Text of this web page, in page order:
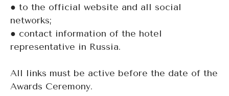
● to the official website and all social
networks;
● contact information of the hotel
representative in Russia.
All links must be active before the date of the
Awards Ceremony.